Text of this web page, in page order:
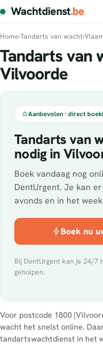
Wachtdienst.be
Home›Tandarts van wacht›
Tandarts van
Vilvoorde
Aanbevolen · direct
Tandarts van
nodig in
Boek vandaag nog
DentUrgent. Je kan
avonds en in het
Boek nu
Bij DentUrgent kan je 24/7
geholpen.
Voor postcode 1800
wacht het snelst online.
tandartswachtdienst in het